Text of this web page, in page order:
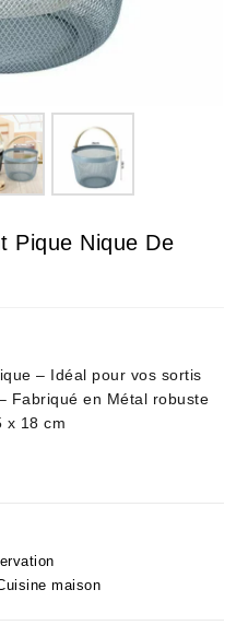
Pique Nique De
– Idéal pour vos sortis
Fabriqué en Métal robuste
x 18 cm
maison